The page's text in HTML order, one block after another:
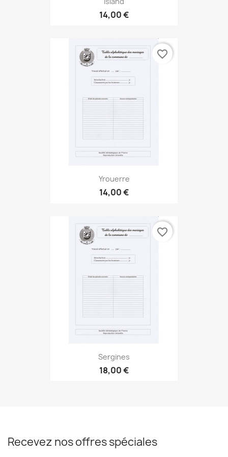
14,00 €
Yrouerre
14,00 €
favorite_border
Sergines
18,00 €
favorite_border
Recevez nos offres spéciales